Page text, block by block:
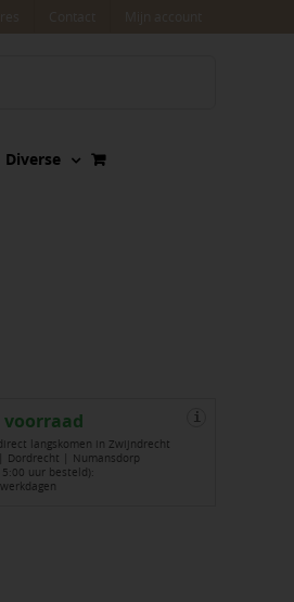
Diverse
voorraad
langskomen in Zwijndrecht
Dordrecht | Numansdorp
uur besteld):
i